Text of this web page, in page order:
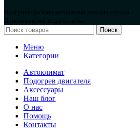
Интернет-магазин автоклиматических систем.
Принимаем все виды оплаты.
Поиск
Меню
Категории
Автоклимат
Подогрев двигателя
Аксессуары
Наш блог
О нас
Помощь
Контакты